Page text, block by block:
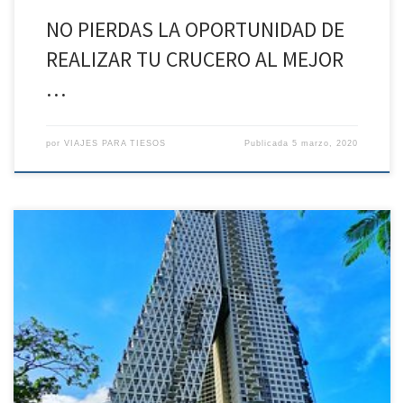
NO PIERDAS LA OPORTUNIDAD DE
REALIZAR TU CRUCERO AL MEJOR
…
por VIAJES PARA TIESOS Publicada5 marzo, 2020
Sri Lanka Esencial y Maldivas 12 DÍAS / 9 NOCHES DIA 1º ESPAÑA –
COLOMBO Salida en vuelo regular con destino Colombo, vía
ciudad de conexión. Noche a bordo. DIA 2º COLOMBO – GALLE –
HIKKADUWA Llegada a Colombo a primera hora de la mañana.
Asistencia y salida por carretera […]